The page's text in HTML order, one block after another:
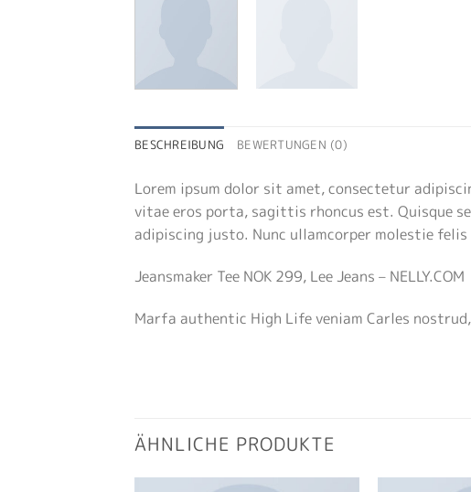
BESCHREIBUNG BEWERTUNGEN (0)
Lorem ipsum dolor sit amet, consectetur
vitae eros porta, sagittis rhoncus est. Quisque
adipiscing justo. Nunc ullamcorper molestie
Jeansmaker Tee NOK 299, Lee Jeans – NELLY.COM
Marfa authentic High Life veniam Carles
ÄHNLICHE PRODUKTE